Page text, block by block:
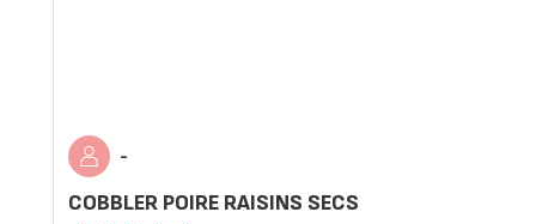
-
COBBLER POIRE RAISINS SECS